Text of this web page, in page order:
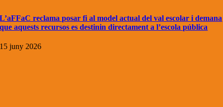
L’aFFaC reclama posar fi al model actual del val escolar i demana
que aquests recursos es destinin directament a l’escola pública
15 juny 2026